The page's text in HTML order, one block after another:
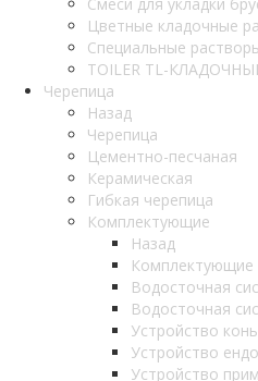
Цветные кладочные
Специальные
TOILER TL-
Черепица
Назад
Черепица
Цементно-песчаная
Керамическая
Гибкая черепица
Комплектующие
Назад
Комплектующие
Водосточная
Водосточная
Устройство
Устройство
Устройство